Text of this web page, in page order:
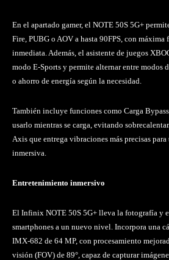
En el apartado gamer, el NOTE 50S 5G+
Fire, PUBG o AOV a hasta 90FPS, con máxima
inmediata. Además, el asistente de juegos
modo E-Sports y permite alternar entre modos
o ahorro de energía según la necesidad.
También incluye funciones como Carga
usarlo mientras se carga, evitando
Axis que entrega vibraciones más precisas
inmersiva.
Entretenimiento inmersivo
El Infinix NOTE 50S 5G+ lleva la fotografía y
smartphones a un nuevo nivel. Incorpora una
IMX-682 de 64 MP, con procesamiento
visión (FOV) de 89°, capaz de capturar